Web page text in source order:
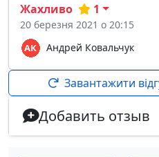
Андрей Ковальчук
Жахливо 1
20 березня 2021 о 20:15
Завантажити
Добавить отзыв